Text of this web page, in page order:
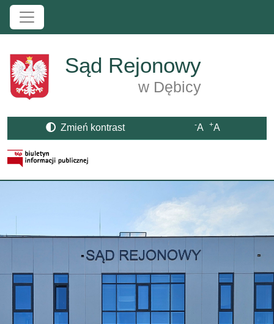
Przejdź do treści
Sąd Rejonowy
w Dębicy
Zmień kontrast -A +A
Strona BIP otwiera się w nowym oknie